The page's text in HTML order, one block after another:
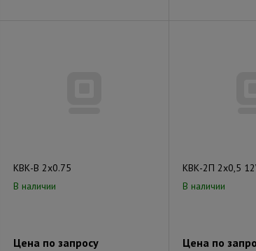
КВК-В 2х0.75
В наличии
Цена по запросу
КВК-2П 2х0,5
В наличии
Цена по